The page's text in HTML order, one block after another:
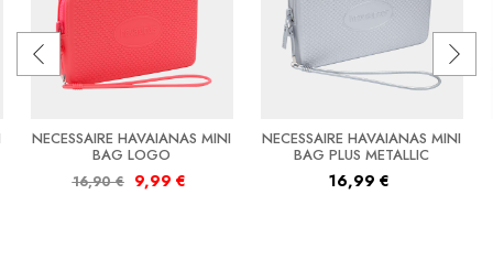
NECESSAIRE HAVAIANAS MINI
BAG LOGO
16,90€ 9,99 €
NECESSAIRE HAVAIANAS MINI
BAG PLUS METALLIC
16,99 €